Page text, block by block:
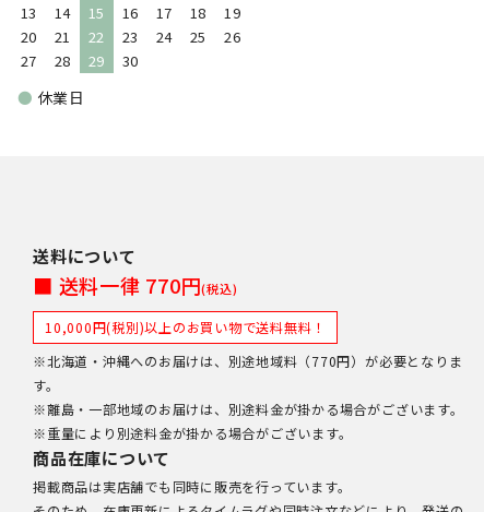
13
14 15 16 17 18
19
20
21 22 23 24 25
26
27
28 29 30
● 休業日
送料について
■ 送料一律 770円(税込)
10,000円(税別)以上のお買い物で送料無料！
※北海道・沖縄へのお届けは、別途地域料（770円）が必要となりま
す。
※離島・一部地域のお届けは、別途料金が掛かる場合がございます。
※重量により別途料金が掛かる場合がございます。
商品在庫について
掲載商品は実店舗でも同時に販売を行っています。